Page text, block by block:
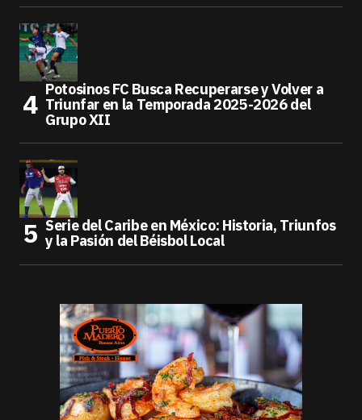
Potosinos FC Busca Recuperarse y Volver a
Triunfar en la Temporada 2025-2026 del
Grupo XII
Serie del Caribe en México: Historia, Triunfos
y la Pasión del Béisbol Local